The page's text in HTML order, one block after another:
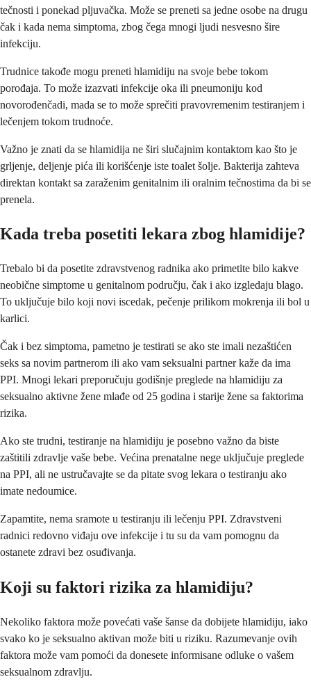
tečnosti i ponekad pljuvačka. Može se preneti sa jedne osobe na drugu
čak i kada nema simptoma, zbog čega mnogi ljudi nesvesno šire
infekciju.
Trudnice takođe mogu preneti hlamidiju na svoje bebe tokom
porođaja. To može izazvati infekcije oka ili pneumoniju kod
novorođenčadi, mada se to može sprečiti pravovremenim testiranjem i
lečenjem tokom trudnoće.
Važno je znati da se hlamidija ne širi slučajnim kontaktom kao što je
grljenje, deljenje pića ili korišćenje iste toalet šolje. Bakterija zahteva
direktan kontakt sa zaraženim genitalnim ili oralnim tečnostima da bi se
prenela.
Kada treba posetiti lekara zbog hlamidije?
Trebalo bi da posetite zdravstvenog radnika ako primetite bilo kakve
neobične simptome u genitalnom području, čak i ako izgledaju blago.
To uključuje bilo koji novi iscedak, pečenje prilikom mokrenja ili bol u
karlici.
Čak i bez simptoma, pametno je testirati se ako ste imali nezaštićen
seks sa novim partnerom ili ako vam seksualni partner kaže da ima
PPI. Mnogi lekari preporučuju godišnje preglede na hlamidiju za
seksualno aktivne žene mlađe od 25 godina i starije žene sa faktorima
rizika.
Ako ste trudni, testiranje na hlamidiju je posebno važno da biste
zaštitili zdravlje vaše bebe. Većina prenatalne nege uključuje preglede
na PPI, ali ne ustručavajte se da pitate svog lekara o testiranju ako
imate nedoumice.
Zapamtite, nema sramote u testiranju ili lečenju PPI. Zdravstveni
radnici redovno viđaju ove infekcije i tu su da vam pomognu da
ostanete zdravi bez osuđivanja.
Koji su faktori rizika za hlamidiju?
Nekoliko faktora može povećati vaše šanse da dobijete hlamidiju, iako
svako ko je seksualno aktivan može biti u riziku. Razumevanje ovih
faktora može vam pomoći da donesete informisane odluke o vašem
seksualnom zdravlju.